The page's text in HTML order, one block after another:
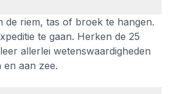
de riem, tas of broek te hangen.
te gaan. Herken de 25
allerlei wetenswaardigheden
en aan zee.